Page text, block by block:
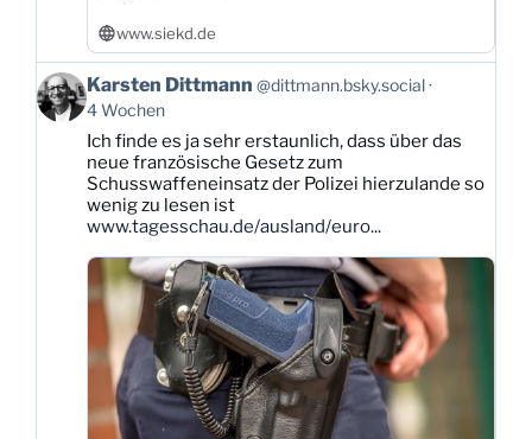
www.siekd.de
Beitrag
von
Karsten
Dittmann
Bluesky
ansehen
Karsten Dittmann @dittmann.bsky.social
4 Wochen
Ich finde es ja sehr erstaunlich, dass über das
neue französische Gesetz zum
Schusswaffeneinsatz der Polizei hierzulande so
wenig zu lesen ist
www.tagesschau.de/ausland/euro...